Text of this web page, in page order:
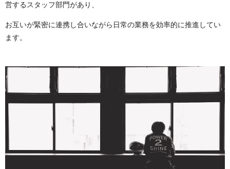
営するスタッフ部門があり、
お互いが緊密に連携し合いながら日常の業務を効率的に推進してい
ます。